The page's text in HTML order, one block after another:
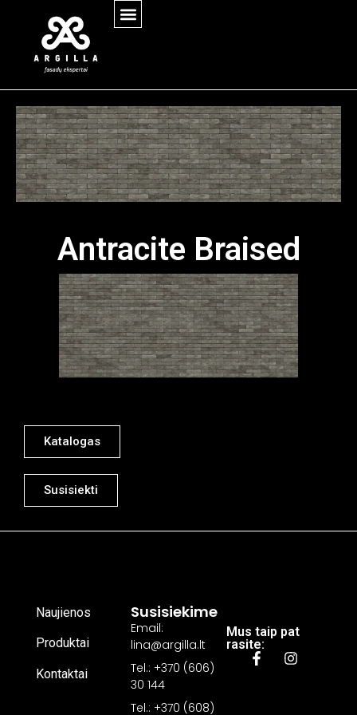
Antracite Braised
Katalogas
Susisiekti
Mus taip pat
rasite:
Naujienos
Produktai
Kontaktai
Susisiekime
Email:
lina@argilla.lt
Tel.: +370 (606)
30 144
Tel.: +370 (608)